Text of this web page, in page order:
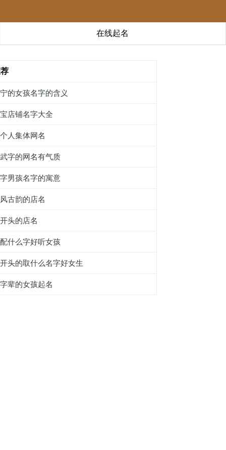
在线起名
的女孩名字的含义
店铺名字大全
人集体网名
字的网名有气质
男孩名字的寓意
古韵的店名
头的店名
什么字好听女孩
头的取什么名字好女生
辈的女孩起名